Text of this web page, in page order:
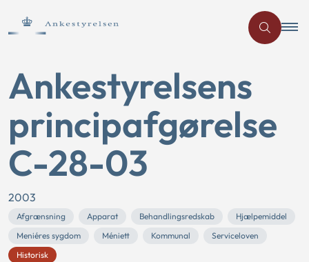
Ankestyrelsens
principafgørelse
C-28-03
2003
Afgrænsning Apparat Behandlingsredskab
Hjælpemiddel
Meniéres sygdom
Méniett Kommunal
Serviceloven
Historisk